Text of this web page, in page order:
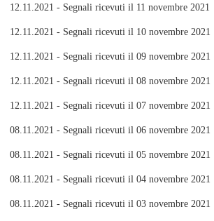
12.11.2021 - Segnali ricevuti il 11 novembre 2021
12.11.2021 - Segnali ricevuti il 10 novembre 2021
12.11.2021 - Segnali ricevuti il 09 novembre 2021
12.11.2021 - Segnali ricevuti il 08 novembre 2021
12.11.2021 - Segnali ricevuti il 07 novembre 2021
08.11.2021 - Segnali ricevuti il 06 novembre 2021
08.11.2021 - Segnali ricevuti il 05 novembre 2021
08.11.2021 - Segnali ricevuti il 04 novembre 2021
08.11.2021 - Segnali ricevuti il 03 novembre 2021